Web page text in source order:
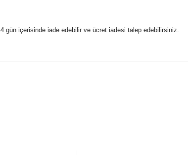
gün içerisinde iade edebilir ve ücret iadesi talep edebilirsiniz.